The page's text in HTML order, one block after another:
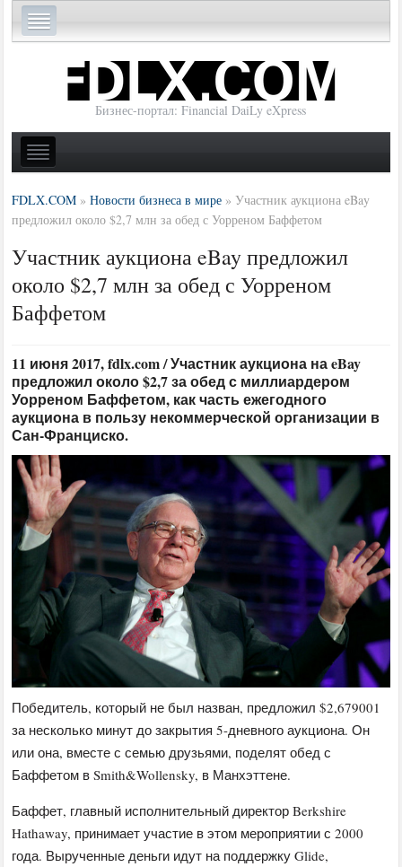
Бизнес-портал: Financial DaiLy eXpress
FDLX.COM »Новости бизнеса в мире »Участник аукциона eBay
предложил около $2,7 млн за обед с Уорреном Баффетом
Участник аукциона eBay предложил
около $2,7 млн за обед с Уорреном
Баффетом
11 июня 2017, fdlx.com / Участник аукциона на eBay
предложил около $2,7 за обед с миллиардером
Уорреном Баффетом, как часть ежегодного
аукциона в пользу некоммерческой организации в
Сан-Франциско.
Победитель, который не был назван, предложил $2,679001
за несколько минут до закрытия 5-дневного аукциона. Он
или она, вместе с семью друзьями, поделят обед с
Баффетом в Smith&Wollensky, в Манхэттене.
Баффет, главный исполнительный директор Berkshire
Hathaway, принимает участие в этом мероприятии с 2000
года. Вырученные деньги идут на поддержку Glide,